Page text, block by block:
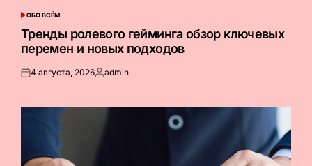
ОПУБЛИКОВАНО
В
ОБО ВСЁМ
Тренды ролевого гейминга обзор ключевых
перемен и новых подходов
Опубликовано
4 августа, 2026Запись
admin